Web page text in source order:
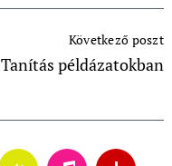
Következő poszt
Tanítás példázatokban